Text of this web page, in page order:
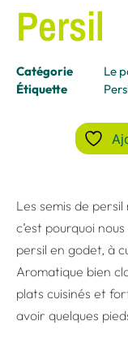
Persil
Catégorie
Le
Étiquette
Les semis de persil
c’est pourquoi
persil en godet, à
Aromatique bien
plats cuisinés et
avoir quelques